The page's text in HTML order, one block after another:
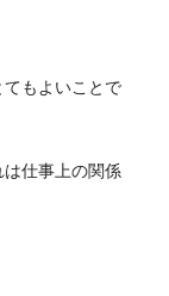
もよいことで
は仕事上の関係